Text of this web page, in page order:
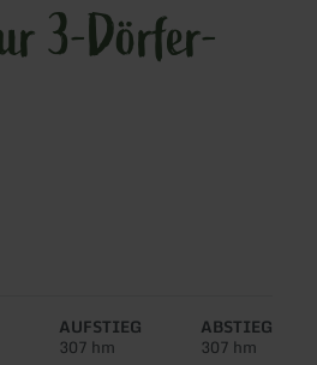
3-Dörfer-
AUFSTIEG
307 hm
ABSTIEG
307 hm